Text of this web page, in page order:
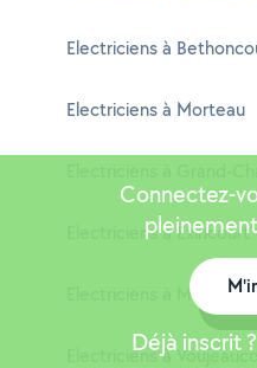
Electriciens à
Electriciens à Morteau
Electriciens à Exincourt
Electriciens à Mandeure
Electriciens à
Connectez-
Déjà inscrit